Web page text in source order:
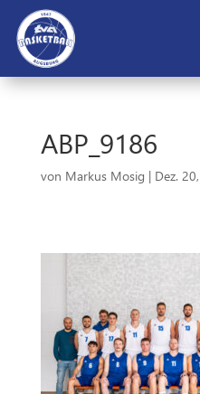
ABP_9186
von Markus Mosig | Dez.